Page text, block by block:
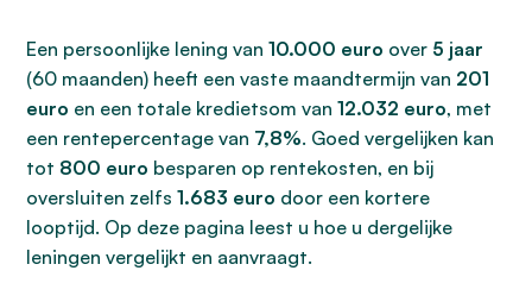
Een persoonlijke lening van 10.000 euro over 5 jaar
(60 maanden) heeft een vaste maandtermijn van 201
euro en een totale kredietsom van 12.032 euro, met
een rentepercentage van 7,8%. Goed vergelijken kan
tot 800 euro besparen op rentekosten, en bij
oversluiten zelfs 1.683 euro door een kortere
looptijd. Op deze pagina leest u hoe u dergelijke
leningen vergelijkt en aanvraagt.